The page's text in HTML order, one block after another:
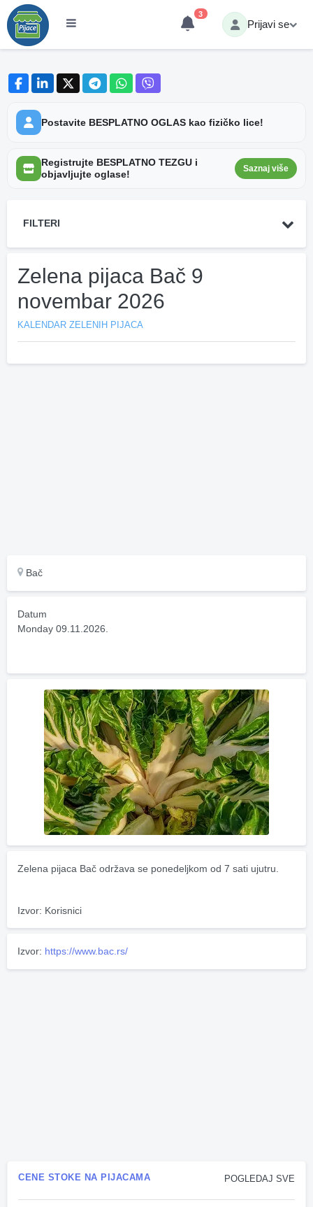
3
Prijavi se
Postavite BESPLATNO OGLAS kao fizičko lice!
Registrujte BESPLATNO TEZGU i
objavljujte oglase!
Saznaj više
FILTERI
Zelena pijaca Bač 9
novembar 2026
KALENDAR ZELENIH PIJACA
Bač
Datum
Monday 09.11.2026.
Zelena pijaca Bač održava se ponedeljkom od 7 sati ujutru.
Izvor: Korisnici
Izvor: https://www.bac.rs/
POGLEDAJ SVE
CENE STOKE NA PIJACAMA